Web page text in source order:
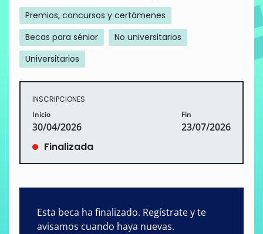
Premios, concursos y certámenes
Becas para sénior
No universitarios
Universitarios
INSCRIPCIONES
Inicio
30/04/2026
Fin
23/07/2026
Finalizada
Esta beca ha finalizado. Regístrate y te
avisamos cuando haya nuevas.